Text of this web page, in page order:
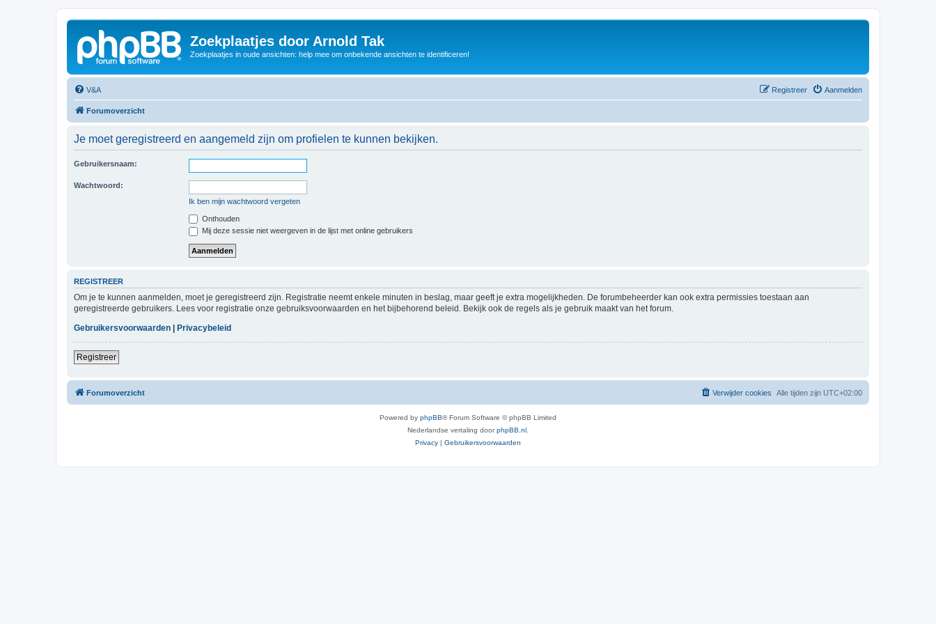
Zoekplaatjes door Arnold Tak
Zoekplaatjes in oude ansichten: help mee om onbekende ansichten te identificeren!
V&A Aanmelden
Registreer
Forumoverzicht
Je moet geregistreerd en aangemeld zijn om profielen te kunnen bekijken.
Gebruikersnaam:
Wachtwoord:
Ik ben mijn wachtwoord vergeten
Onthouden
Mij deze sessie niet weergeven in de lijst met online gebruikers
REGISTREER
Om je te kunnen aanmelden, moet je geregistreerd zijn. Registratie neemt enkele minuten in beslag, maar geeft je extra mogelijkheden. De forumbeheerder kan ook extra permissies toestaan aan
geregistreerde gebruikers. Lees voor registratie onze gebruiksvoorwaarden en het bijbehorend beleid. Bekijk ook de regels als je gebruik maakt van het forum.
Gebruikersvoorwaarden
Privacybeleid
Registreer
Forumoverzicht Alle tijden zijn UTC+02:00
Verwijder cookies
Powered by phpBB® Forum Software © phpBB Limited
Nederlandse vertaling doorphpBB.nl.
Privacy | Gebruikersvoorwaarden